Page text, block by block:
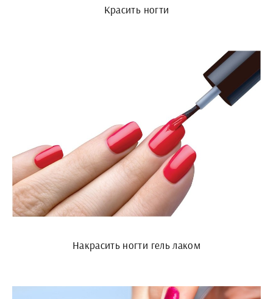
Красить ногти
Накрасить ногти гель лаком